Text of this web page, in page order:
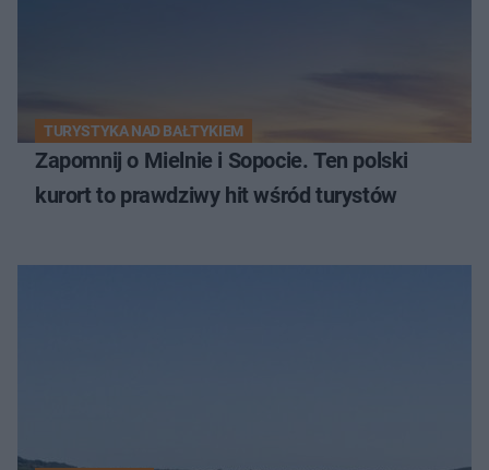
TURYSTYKA NAD BAŁTYKIEM
Zapomnij o Mielnie i Sopocie. Ten polski
kurort to prawdziwy hit wśród turystów